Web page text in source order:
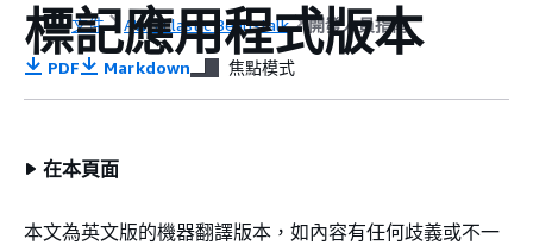
文件 AWS Elastic Beanstalk 開發人員指南
標記應用程式版本
PDF Markdown 焦點模式
在本頁面
本文為英文版的機器翻譯版本，如內容有任何歧義或不一